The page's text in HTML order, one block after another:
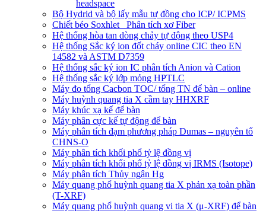
headspace
Bộ Hydrid và bộ lấy mẫu tự đồng cho ICP/ ICPMS
Chiết béo Soxhlet_ Phân tích xơ Fiber
Hệ thống hòa tan dòng chảy tự động theo USP4
Hệ thống Sắc ký ion đốt cháy online CIC theo EN
14582 và ASTM D7359
Hệ thống sắc ký ion IC phân tích Anion và Cation
Hệ thống sắc ký lớp mỏng HPTLC
Máy đo tổng Cacbon TOC/ tổng TN để bàn – online
Máy huỳnh quang tia X cầm tay HHXRF
Máy khúc xạ kế để bàn
Máy phân cực kế tự động để bàn
Máy phân tích đạm phương pháp Dumas – nguyên tố
CHNS-O
Máy phân tích khối phổ tỷ lệ đồng vị
Máy phân tích khối phổ tỷ lệ đồng vị IRMS (Isotope)
Máy phân tích Thủy ngân Hg
Máy quang phổ huỳnh quang tia X phản xạ toàn phần
(T-XRF)
Máy quang phổ huỳnh quang vi tia X (μ-XRF) để bàn